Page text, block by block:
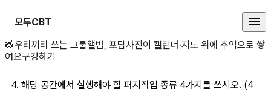
모두CBT
4. 해당 공간에서 실 상세 페이지
📸우리끼리 쓰는 그룹앨범, 포담사진이 캘린더·지도 위에 추억으로 쌓
여요구경하기
4. 해당 공간에서 실행해야 할 퍼지작업 종류 4가지를 쓰시오. (4